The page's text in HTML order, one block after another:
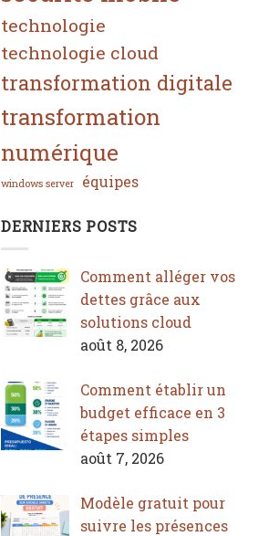
technologie
technologie cloud
transformation digitale
transformation
numérique
windows server équipes
DERNIERS POSTS
Comment alléger vos
dettes grâce aux
solutions cloud
août 8, 2026
Comment établir un
budget efficace en 3
étapes simples
août 7, 2026
Modèle gratuit pour
suivre les présences